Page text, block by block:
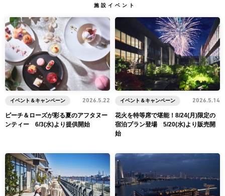
施設イベント
ピーチ＆ローズが彩る夏のアフタヌー
ンティー 6/3(水)より提供開始
イベント＆キャンペーン 2026.5.22
花火を特等席で堪能！8/24(月)限定の
宿泊プラン登場 5/20(水)より販売開
始
イベント＆キャンペーン 2026.5.14